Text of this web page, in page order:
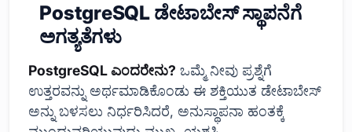
PostgreSQL ಡೇಟಾಬೇಸ್ ಸ್ಥಾಪನೆಗೆ
ಅಗತ್ಯತೆಗಳು
PostgreSQL ಎಂದರೇನು? ಒಮ್ಮೆ ನೀವು ಪ್ರಶ್ನೆಗೆ
ಉತ್ತರವನ್ನು ಅರ್ಥಮಾಡಿಕೊಂಡು ಈ ಶಕ್ತಿಯುತ ಡೇಟಾಬೇಸ್
ಅನ್ನು ಬಳಸಲು ನಿರ್ಧರಿಸಿದರೆ, ಅನುಸ್ಥಾಪನಾ ಹಂತಕ್ಕೆ